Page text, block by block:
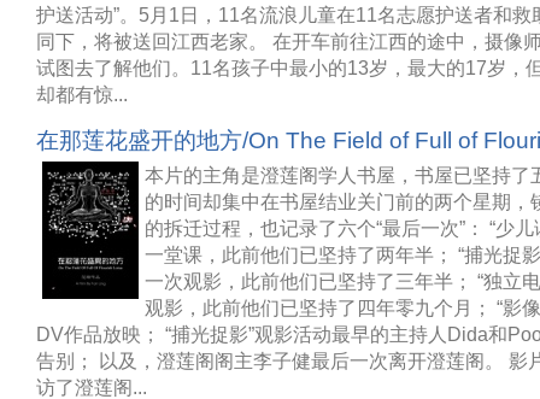
护送活动”。5月1日，11名流浪儿童在11名志愿护送者和救
同下，将被送回江西老家。 在开车前往江西的途中，摄像
试图去了解他们。11名孩子中最小的13岁，最大的17岁，
却都有惊...
在那莲花盛开的地方/On The Field of Full of
本片的主角是澄莲阁学人书屋，书屋已坚持了
的时间却集中在书屋结业关门前的两个星期，
的拆迁过程，也记录了六个“最后一次”： “少
一堂课，此前他们已坚持了两年半； “捕光捉
一次观影，此前他们已坚持了三年半； “独立
观影，此前他们已坚持了四年零九个月； “影
DV作品放映； “捕光捉影”观影活动最早的主持人Dida和
告别； 以及，澄莲阁阁主李子健最后一次离开澄莲阁。 影
访了澄莲阁...